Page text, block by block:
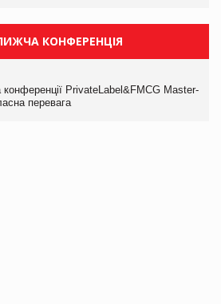
КОНФЕРЕНЦІЯ
PrivateLabel&FMCG Master-
перевага